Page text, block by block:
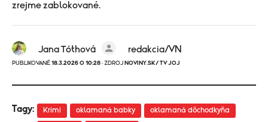
zrejme zablokované.
Jana Tóthová redakcia/VN
PUBLIKOVANÉ 18.3.2026 O 10:28 · ZDROJ NOVINY.SK/ TV JOJ
Tagy: Krimi oklamaná babky oklamaná dôchodkyňa